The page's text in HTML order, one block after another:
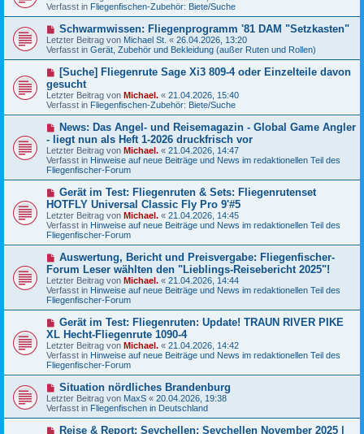
t
r
a
g
u
e
B
e
i
t
a
g
Verfasst in Fliegenfischen-Zubehör: Biete/Suche
N
e
u
e
B
e
i
t
r
a
g
Schwarmwissen: Fliegenprogramm '81 DAM "Setzkasten"
Letzter Beitrag von Michael St. « 26.04.2026, 13:20
Verfasst in Gerät, Zubehör und Bekleidung (außer Ruten und Rollen)
N
e
u
e
r
B
i
t
r
a
[Suche] Fliegenrute Sage Xi3 809-4 oder Einzelteile davon
gesucht
Letzter Beitrag von Michael. « 21.04.2026, 15:40
Verfasst in Fliegenfischen-Zubehör: Biete/Suche
N
e
u
e
r
B
e
t
r
a
g
News: Das Angel- und Reisemagazin - Global Game Angler
- liegt nun als Heft 1-2026 druckfrisch vor
Letzter Beitrag von Michael. « 21.04.2026, 14:47
Verfasst in Hinweise auf neue Beiträge und News im redaktionellen Teil des
Fliegenfischer-Forum
N
e
u
e
r
B
e
t
r
a
g
Gerät im Test: Fliegenruten & Sets: Fliegenrutenset
HOTFLY Universal Classic Fly Pro 9'#5
Letzter Beitrag von Michael. « 21.04.2026, 14:45
Verfasst in Hinweise auf neue Beiträge und News im redaktionellen Teil des
Fliegenfischer-Forum
N
u
e
r
B
e
t
r
a
g
Auswertung, Bericht und Preisvergabe: Fliegenfischer-
Forum Leser wählten den "Lieblings-Reisebericht 2025"!
Letzter Beitrag von Michael. « 21.04.2026, 14:44
Verfasst in Hinweise auf neue Beiträge und News im redaktionellen Teil des
Fliegenfischer-Forum
N
e
u
e
r
B
e
t
r
a
g
Gerät im Test: Fliegenruten: Update! TRAUN RIVER PIKE
XL Hecht-Fliegenrute 1090-4
Letzter Beitrag von Michael. « 21.04.2026, 14:42
Verfasst in Hinweise auf neue Beiträge und News im redaktionellen Teil des
Fliegenfischer-Forum
N
e
u
e
Situation nördliches Brandenburg
Letzter Beitrag von MaxS « 20.04.2026, 19:38
Verfasst in Fliegenfischen in Deutschland
NReise & Report: Seychellen: Seychellen November 2025 |